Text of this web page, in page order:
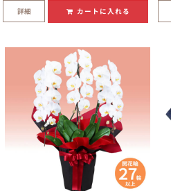
詳細 カートに入れる